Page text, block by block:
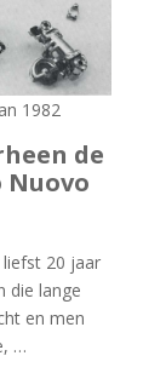
1982
de
Nuovo
20 jaar
die lange
en men
…